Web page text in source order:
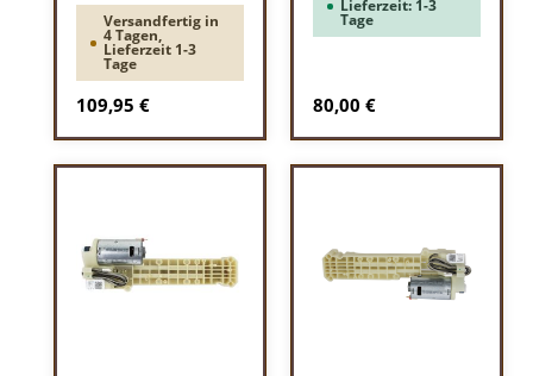
Versandfertig in
4 Tagen,
Lieferzeit 1-3
Tage
Regulärer Preis:
109,95 €
Lieferzeit: 1-3
Tage
Regulärer Preis:
80,00 €